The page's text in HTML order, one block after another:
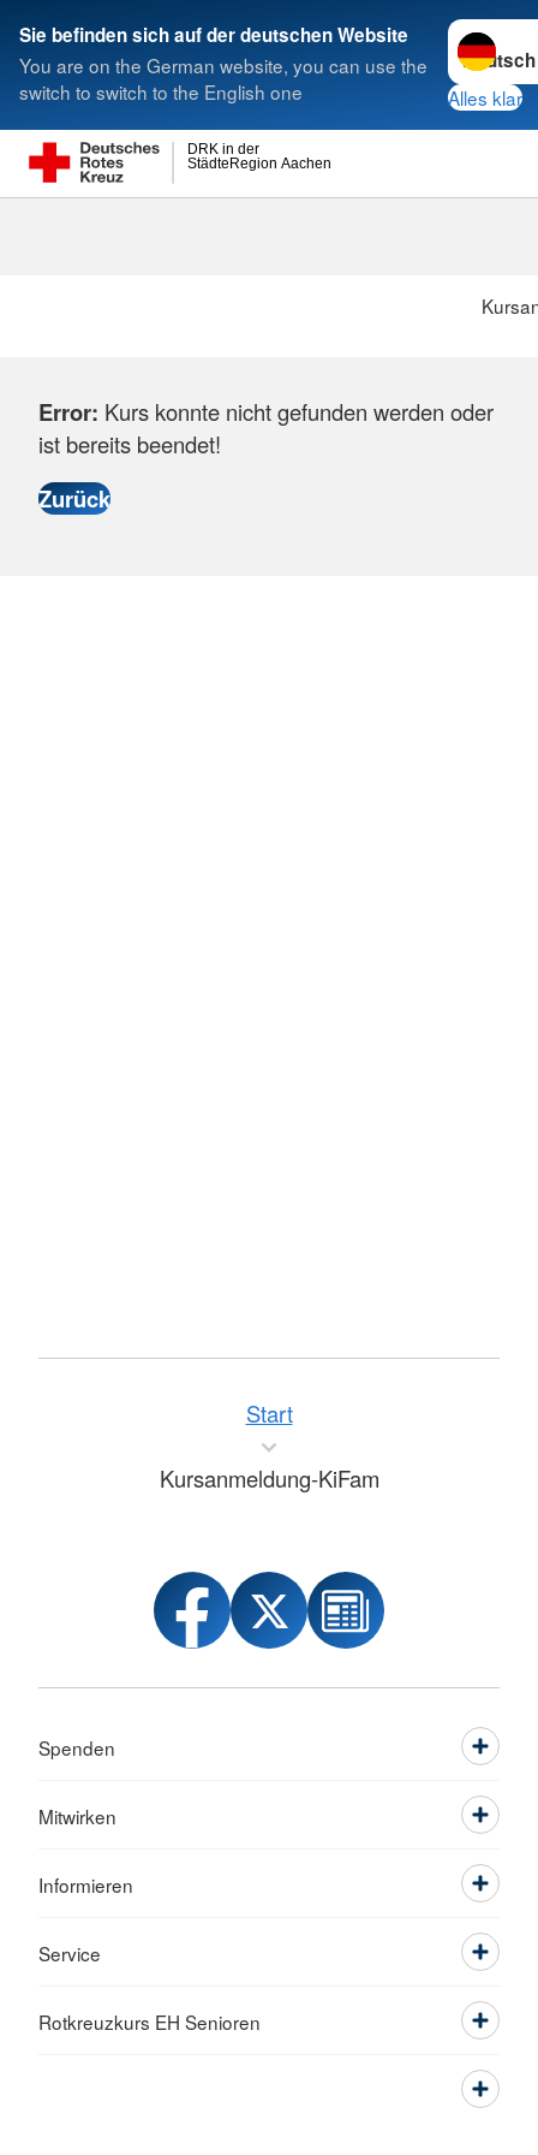
Sie befinden sich auf der deutschen Website
You are on the German website, you can use the
switch to switch to the English one
Sprache
Alles klar
StädteRegion Aachen
DRK in der
Suche
Error: Kurs konnte nicht gefunden werden oder
ist bereits beendet!
Start
Kursanmeldung-KiFam
Spenden
Mitwirken
Informieren
Service
Rotkreuzkurs EH Senioren